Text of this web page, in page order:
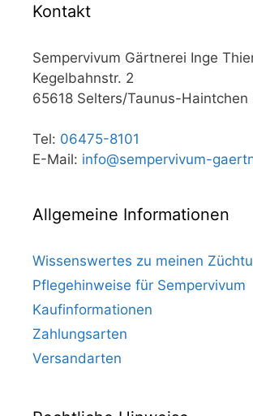
Kontakt
Sempervivum Gärtnerei Inge
Kegelbahnstr. 2
65618 Selters/Taunus-Haintchen
Tel: 06475-8101
E-Mail: info@sempervivum-
Allgemeine Informationen
Wissenswertes zu meinen
Pflegehinweise für Sempervivum
Kaufinformationen
Zahlungsarten
Versandarten